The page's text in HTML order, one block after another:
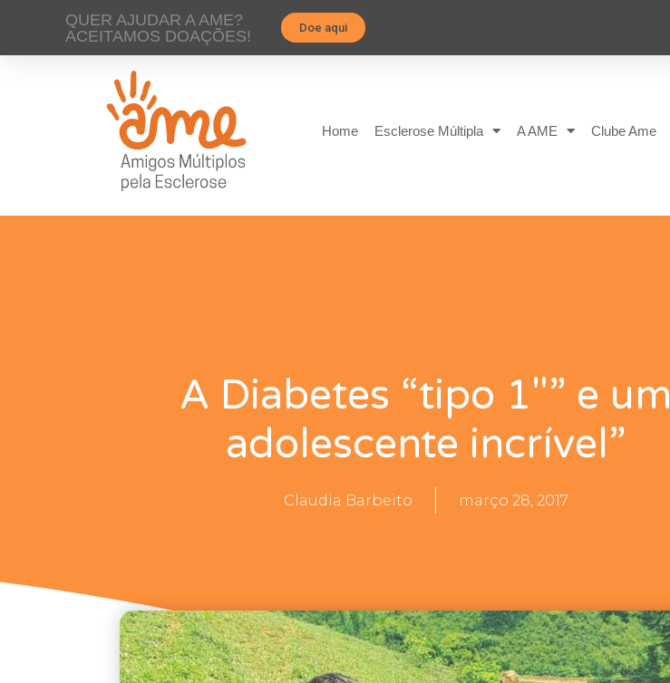
QUER AJUDAR A AME?
ACEITAMOS DOAÇÕES!
Doe aqui
Home Esclerose Múltipla A AME Clube Ame
A Diabetes “tipo 1″” e um
adolescente incrível”
Claudia Barbeito março 28, 2017